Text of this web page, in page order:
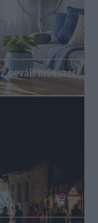
bevált módszer